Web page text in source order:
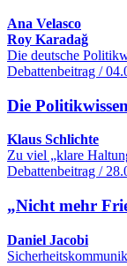
Ana Velasco
Roy Karadağ
Die deutsche
Debattenbeitrag /
Die
Klaus Schlichte
Zu viel „klare
Debattenbeitrag /
„Nicht mehr
Daniel Jacobi